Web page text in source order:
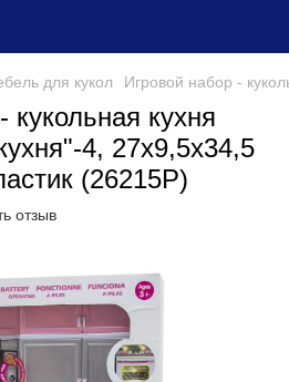
для кукол Игровой набор -
кукольная кухня
4, 27x9,5x34,5
(26215P)
отзыв